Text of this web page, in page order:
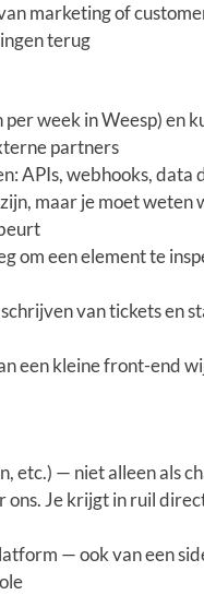
marketing of
terug
week in Weesp) en
partners
APIs, webhooks, data
maar je moet weten
om een element te
van tickets en
een kleine front-end
etc.) — niet alleen als
Je krijgt in ruil
— ook van een